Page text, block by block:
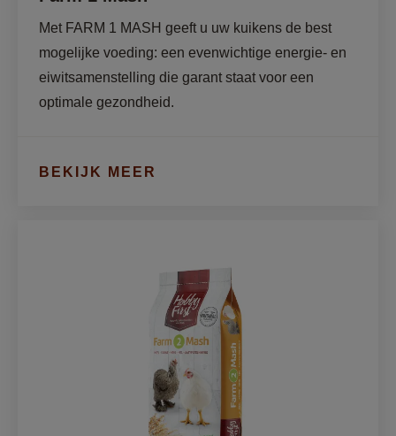
Met FARM 1 MASH geeft u uw kuikens de best
mogelijke voeding: een evenwichtige energie- en
eiwitsamenstelling die garant staat voor een
optimale gezondheid.
BEKIJK MEER